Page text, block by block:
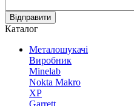
Відправити
Каталог
Металошукачі
Виробник
Minelab
Nokta Makro
XP
Garrett